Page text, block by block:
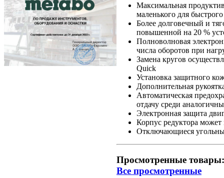
Максимальная
маленького для
Более долговечный и
повышенной на 20 %
Полноволновая
числа оборотов при
Замена кругов
Quick
Установка защитного
Дополнительная
Автоматическая
отдачу среди
Электронная защита
Корпус редуктора может
Отключающиеся
Просмотренные товары:
Все просмотренные